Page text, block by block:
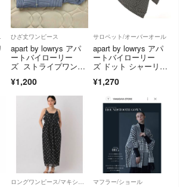
ース ひざ丈ワンピース
apart by lowrys アパ
ートバイローリー
ズ ストライプワンピ
¥1,200
サロペット/オーバーオール
apart by lowrys アパ
ートバイローリー
ズ ドット シャーリン
ルインワン sizeF/黒 ■
¥1,270
ロングワンピース/マキシワンピース マフラー/ショール